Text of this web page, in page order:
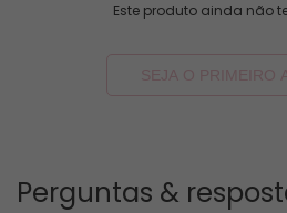
Este produto ainda não
SEJA O PRIMEIRO
Perguntas &